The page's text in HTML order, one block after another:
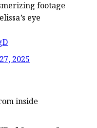
footage
eye
2025
inside